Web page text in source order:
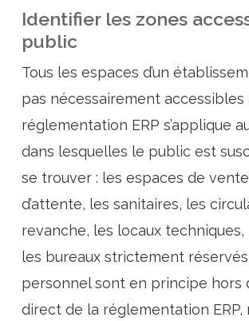
Identifier les zones
public
Tous les espaces d’un
pas nécessairement accessibles
réglementation ERP s’applique
dans lesquelles le public est
se trouver : les espaces de
d’attente, les sanitaires, les
revanche, les locaux techniques,
les bureaux strictement
personnel sont en principe hors
direct de la réglementation ERP,